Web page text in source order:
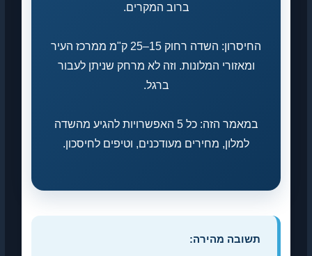
ברוב המקרים.
החיסרון: השדה רחוק 15–25 ק"מ ממרכז העיר
ומאזורי המלונות. וזה לא מרחק שניתן לעבור
ברגל.
במאמר הזה: כל 5 האפשרויות להגיע מהשדה
למלון, מחירים מעודכנים, וטיפים לחיסכון.
תשובה מהירה: